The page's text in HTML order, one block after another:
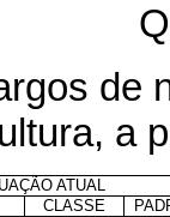
de
a
ATUAL
CLASSE